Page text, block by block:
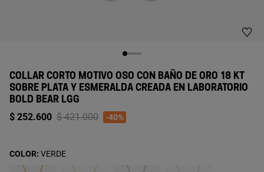
COLLAR CORTO MOTIVO OSO CON BAÑO DE ORO 18 KT
SOBRE PLATA Y ESMERALDA CREADA EN LABORATORIO
BOLD BEAR LGG
$ 252.600 Price reduced from
$ 421.000to-40%
COLOR: VERDE